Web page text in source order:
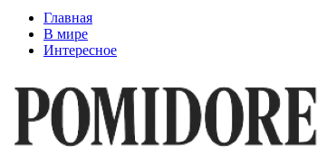
Главная
В мире
Интересное